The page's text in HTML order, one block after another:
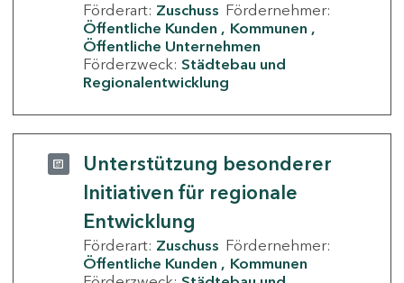
Förderart: Zuschuss Fördernehmer:
Öffentliche Kunden
Kommunen
Öffentliche Unternehmen
Förderzweck: Städtebau und
Regionalentwicklung
Unterstützung besonderer
Initiativen für regionale
Entwicklung
Förderart: Zuschuss Fördernehmer:
Öffentliche Kunden
Kommunen